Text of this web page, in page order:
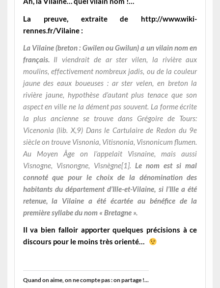
La preuve, extraite de http://www.wiki-
rennes.fr/Vilaine :
La Vilaine (breton : Gwilen ou Gwilun) a un vilain nom en
français.Il viendrait de ar ster vilen, la rivière aux
moulins, effectivement nombreux jadis, ou de la couleur
jaune des eaux boueuses : ar ster velen, en breton la
rivière jaune, hypothèse d’autant plus tenace que son
aspect en ville ne la dément pas souvent. La forme écrite
la plus ancienne se trouve dans Grégoire de Tours:
Vicenonia (lib. X,9) Dans le Cartulaire de Redon du 9e
siècle on trouve Visnonia, Vitisnonia, Visnonicum flumen.
Au Moyen Âge on l’appelait Visnaine, mais aussi
Visnogne, Visnongne, Visnègne[1]. Le nom est si mal
connoté que pour le choix de la dénomination des
habitants du département d’Ille-et-Vilaine, si l’Ille a été
retenue, la Vilaine a été écartée au bénéfice de la
première syllabe du nom « Bretagne ».
Il va bien falloir apporter quelques précisions à ce
discours pour le moins très orienté…
Quand on aime, on ne compte pas : on partage !...